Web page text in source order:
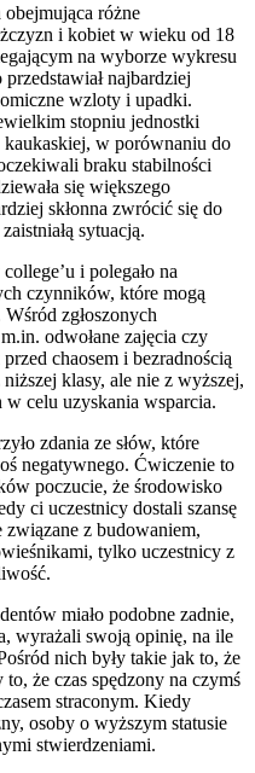
różne
i kobiet w wieku od 18
na wyborze wykresu
najbardziej
wzloty i upadki.
stopniu jednostki
kaukaskiej, w porównaniu do
braku stabilności
się większego
skłonna zwrócić się do
sytuacją.
i polegało na
czynników, które mogą
zgłoszonych
odwołane zajęcia czy
chaosem i bezradnością
klasy, ale nie z wyższej,
celu uzyskania wsparcia.
zdania ze słów, które
negatywnego. Ćwiczenie to
poczucie, że środowisko
ci uczestnicy dostali szansę
związane z budowaniem,
tylko uczestnicy z
miało podobne zadnie,
wyrażali swoją opinię, na ile
nich były takie jak to, że
że czas spędzony na czymś
straconym. Kiedy
osoby o wyższym statusie
stwierdzeniami.